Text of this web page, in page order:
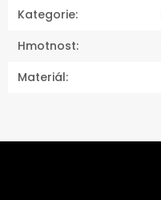
Kategorie:
Hmotnost:
Materiál: